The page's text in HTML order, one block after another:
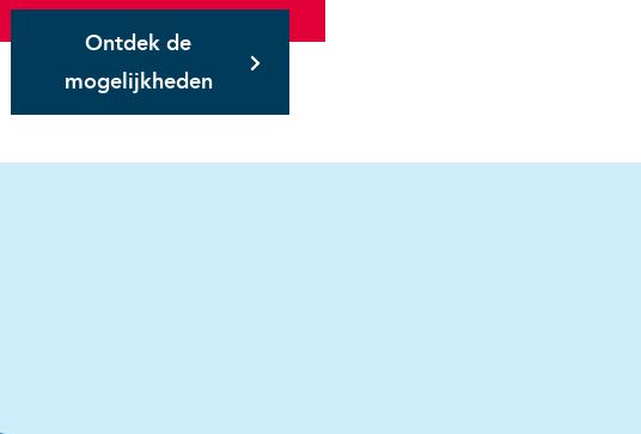
Ontdek de
mogelijkheden